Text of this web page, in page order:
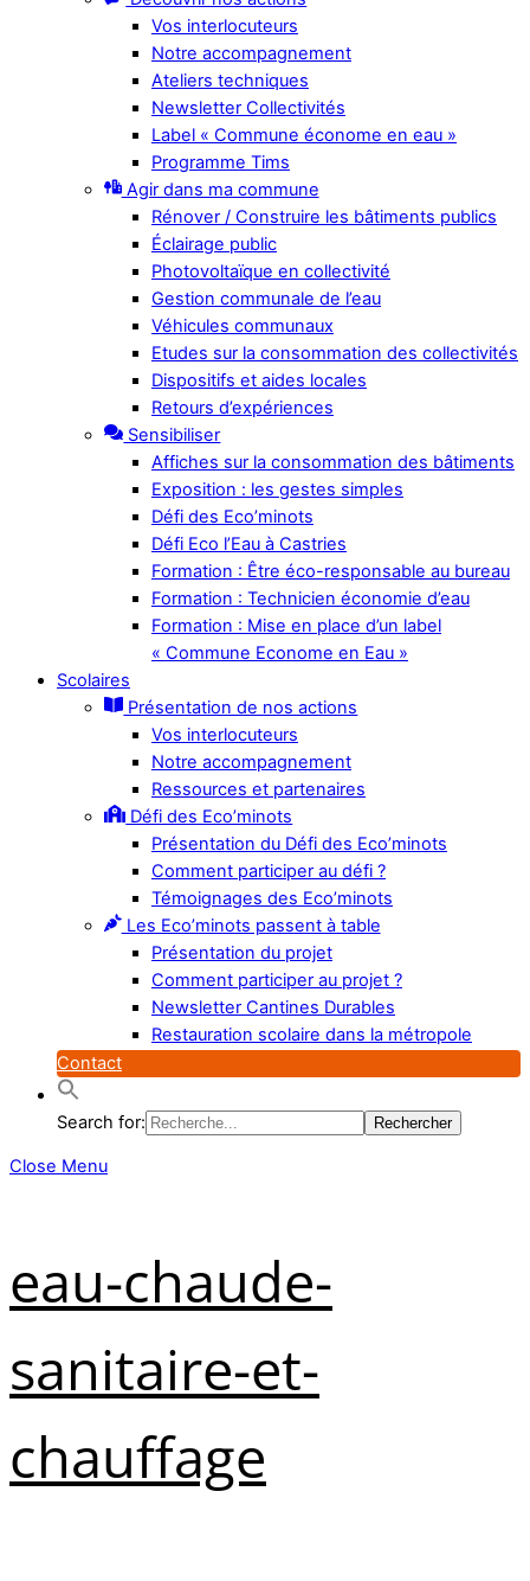
Vos interlocuteurs
Notre accompagnement
Ateliers techniques
Newsletter Collectivités
Label « Commune économe en eau »
Programme Tims
Agir dans ma commune
Rénover / Construire les bâtiments publics
Éclairage public
Photovoltaïque en collectivité
Gestion communale de l’eau
Véhicules communaux
Etudes sur la consommation des collectivités
Dispositifs et aides locales
Retours d’expériences
Sensibiliser
Affiches sur la consommation des bâtiments
Exposition : les gestes simples
Défi des Eco’minots
Défi Eco l’Eau à Castries
Formation : Être éco-responsable au bureau
Formation : Technicien économie d’eau
Formation : Mise en place d’un label
« Commune Econome en Eau »
Scolaires
Présentation de nos actions
Vos interlocuteurs
Notre accompagnement
Ressources et partenaires
Défi des Eco’minots
Présentation du Défi des Eco’minots
Comment participer au défi ?
Témoignages des Eco’minots
Les Eco’minots passent à table
Présentation du projet
Comment participer au projet ?
Newsletter Cantines Durables
Restauration scolaire dans la métropole
Contact
Search for:
Close Menu
eau-chaude-
sanitaire-et-
chauffage